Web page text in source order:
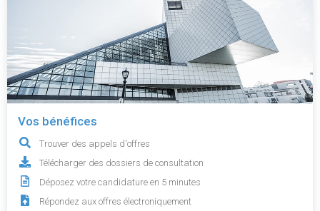
Vos bénéfices
Trouver des appels d'offres
Télécharger des dossiers de consultation
Déposez votre candidature en 5 minutes
Répondez aux offres électroniquement